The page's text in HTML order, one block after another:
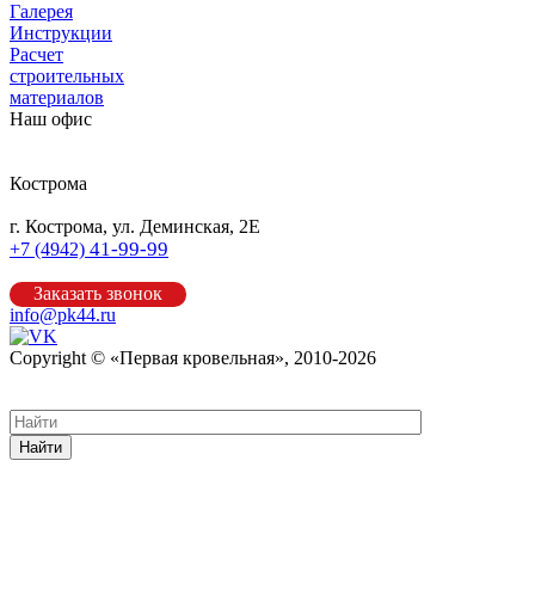
Галерея
Инструкции
Расчет
строительных
материалов
Наш офис
Кострома
г. Кострома, ул. Деминская, 2Е
+7 (4942) 41-99-99
Заказать звонок
info@pk44.ru
Copyright © «Первая кровельная», 2010-2026
Найти